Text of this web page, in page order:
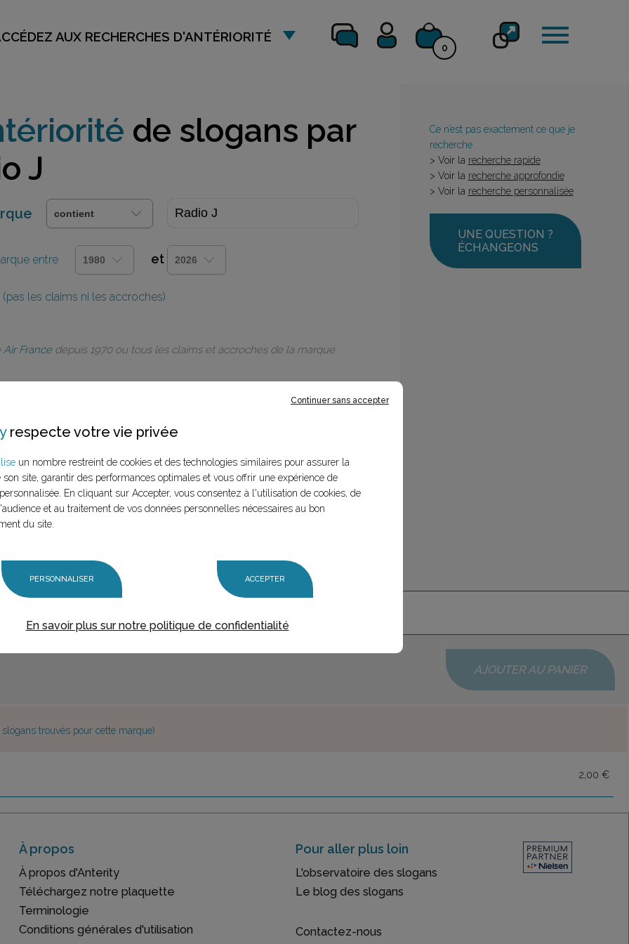
AUX RECHERCHES D'ANTÉRIORITÉ
0
de slogans par
J
entre et
les claims ni les accroches)
Air Francedepuis 1970 ou tous les claims et accroches de la marque
(mère et
claim,
LANCER LA RECHERCHE
Ce n’est pas exactement ce que je
recherche
> Voir la recherche rapide
> Voir la recherche approfondie
> Voir la recherche personnalisée
UNE QUESTION ?
ÉCHANGEONS
AJOUTER AU PANIER
trouvés pour cette marque)
2,00 €
À propos
À propos d'Anterity
Téléchargez notre plaquette
Terminologie
Conditions générales d'utilisation
Pour aller plus loin
L'observatoire des slogans
Le blog des slogans
Contactez-nous
Continuer sans accepter
respecte votre vie privée
un nombre restreint de cookies et des technologies similaires pour assurer la
son site, garantir des performances optimales et vous offrir une expérience de
En cliquant sur Accepter, vous consentez à l'utilisation de cookies, de
et au traitement de vos données personnelles nécessaires au bon
du site.
PERSONNALISER ACCEPTER
En savoir plus sur notre politique de confidentialité